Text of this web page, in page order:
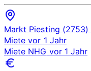
Markt Piesting (2753)
Miete vor 1 Jahr
Miete NHG vor 1 Jahr